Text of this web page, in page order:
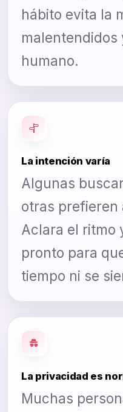
hábito evita la
malentendidos
humano.
La intención varía
Algunas
otras prefieren
Aclara el ritmo
pronto para
tiempo ni se
La privacidad es
Muchas